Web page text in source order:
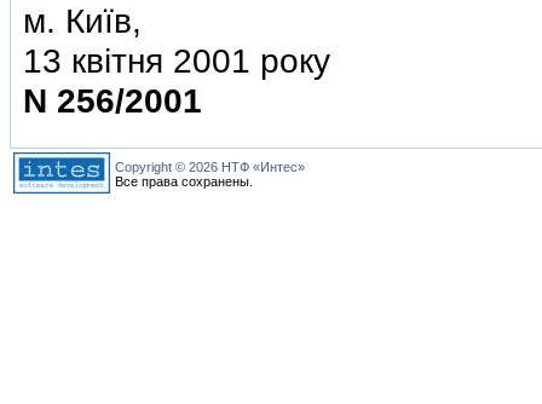
м. Київ,
13 квiтня 2001 року
N 256/2001
Copyright © 2026 НТФ «Интес»
Все права сохранены.